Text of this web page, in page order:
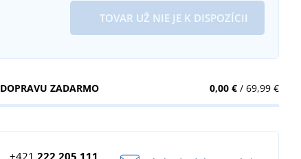
TOVAR UŽ NIE JE K DISPOZÍCII
0,00 €/ 69,99 €
DOPRAVU ZADARMO
+421222 205 111